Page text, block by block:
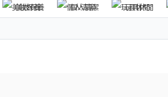
美妝保養 個人清潔 玩具休閒